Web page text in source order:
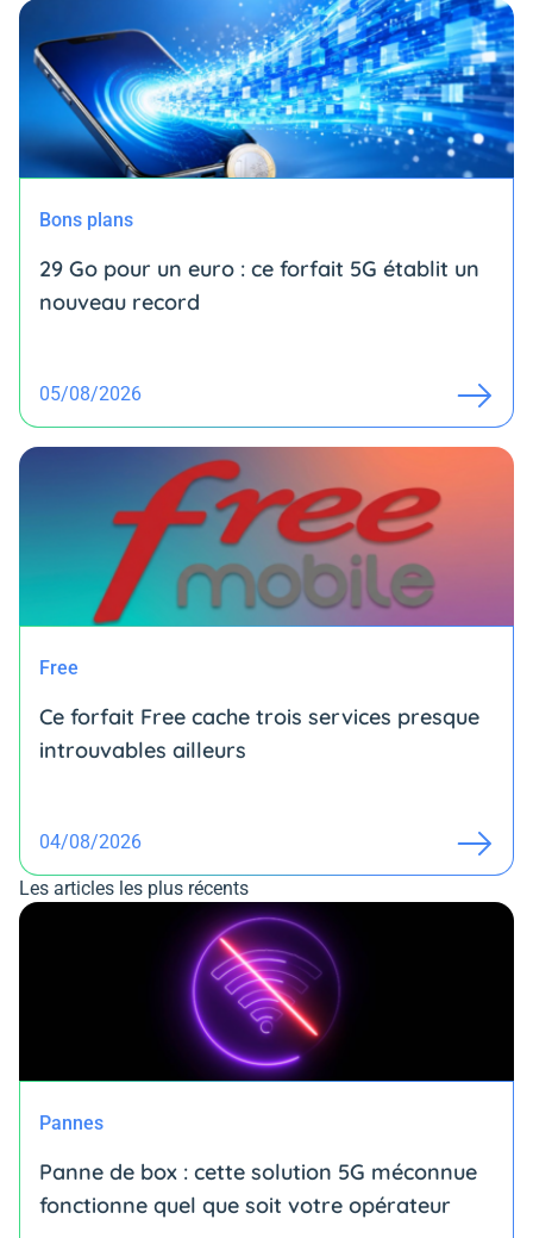
Bons plans
29 Go pour un euro : ce forfait 5G établit un
nouveau record
05/08/2026
Free
Ce forfait Free cache trois services presque
introuvables ailleurs
04/08/2026
Les articles les plus récents
Pannes
Panne de box : cette solution 5G méconnue
fonctionne quel que soit votre opérateur